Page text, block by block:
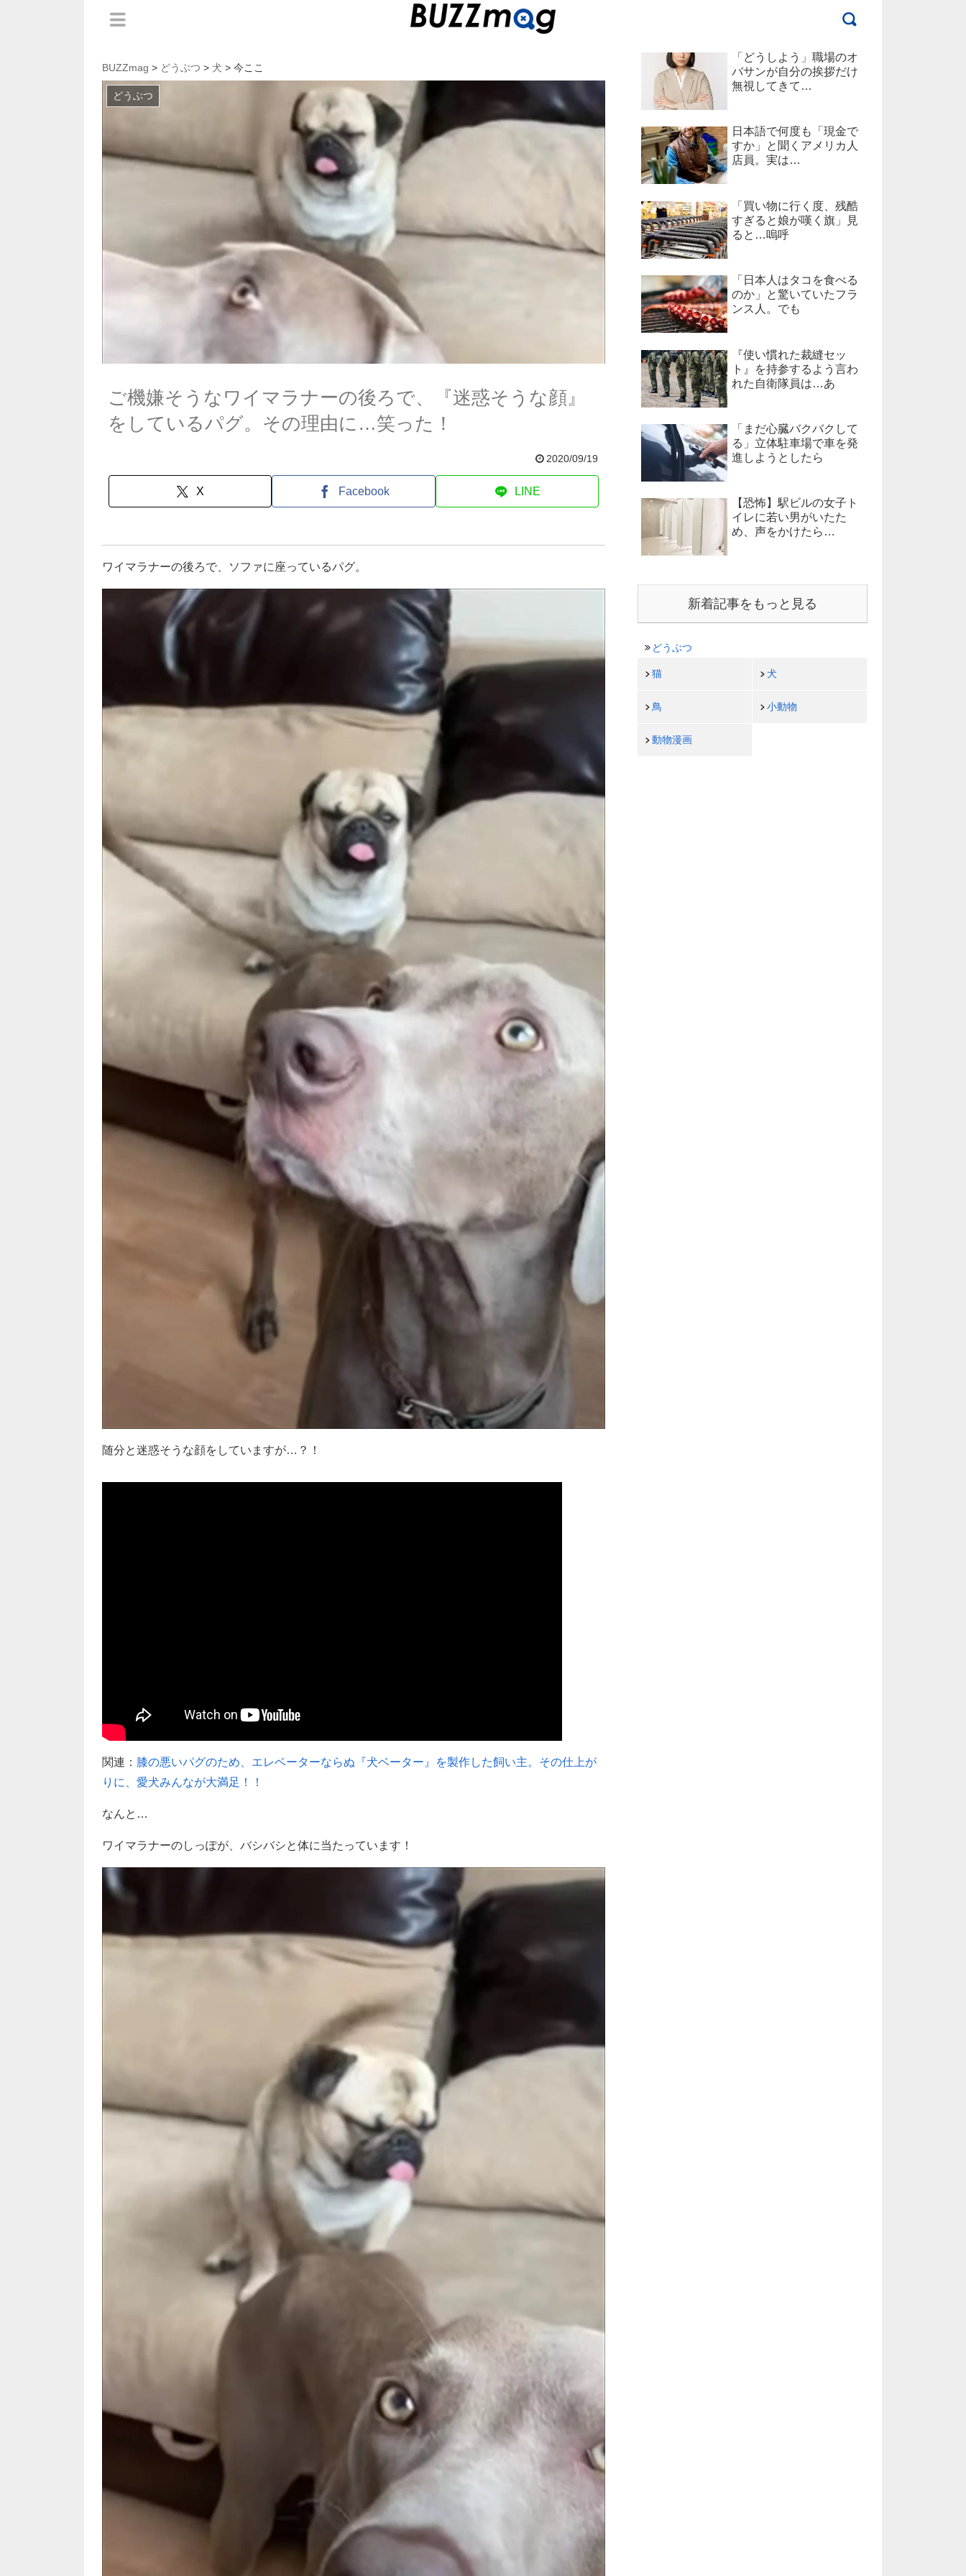
BUZZmag > どうぶつ > 犬 > 今ここ
どうぶつ
ご機嫌そうなワイマラナーの後ろで、『迷惑そうな顔』
をしているパグ。その理由に…笑った！
2020/09/19
X Facebook LINE
ワイマラナーの後ろで、ソファに座っているパグ。
随分と迷惑そうな顔をしていますが…？！
関連： 膝の悪いパグのため、エレベーターならぬ『犬ベーター』を製作した飼い主。その仕上が
りに、愛犬みんなが大満足！！
なんと…
ワイマラナーのしっぽが、バシバシと体に当たっています！
「どうしよう」職場のオ
バサンが自分の挨拶だけ
無視してきて…
日本語で何度も「現金で
すか」と聞くアメリカ人
店員。実は…
「買い物に行く度、残酷
すぎると娘が嘆く旗」見
ると…嗚呼
「日本人はタコを食べる
のか」と驚いていたフラ
ンス人。でも
『使い慣れた裁縫セッ
ト』を持参するよう言わ
れた自衛隊員は…あ
「まだ心臓バクバクして
る」立体駐車場で車を発
進しようとしたら
【恐怖】駅ビルの女子ト
イレに若い男がいたた
め、声をかけたら…
新着記事をもっと見る
どうぶつ
猫 犬
鳥 小動物
動物漫画